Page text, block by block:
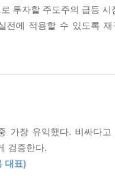
열이 완성되는 ‘첫해’에
의 각도가 바뀌듯, 1년
이라는 펀더멘털의 결합
수 있을까?” 이 질문에 대
투자할 주도주의 급등
전에 적용할 수 있도록
가장 유익했다. 비싸다
검증한다.
대표)